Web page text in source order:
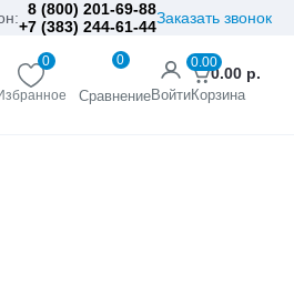
8 (800) 201-69-88
+7 (383) 244-61-44Заказать звонок
0
Сравнение
0
Войти
0.00
0.00 р.
Корзина